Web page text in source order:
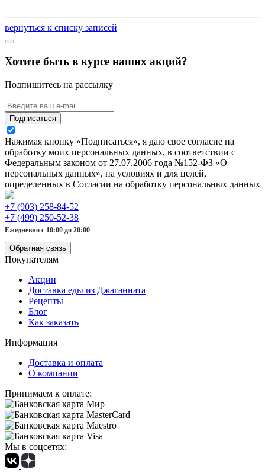
вернуться к списку записей
Хотите быть в курсе наших акций?
Подпишитесь на рассылку
Подписаться
Нажимая кнопку «Подписаться», я даю свое согласие на
обработку моих персональных данных, в соответствии с
Федеральным законом от 27.07.2006 года №152-ФЗ «О
персональных данных», на условиях и для целей,
определенных в Согласии на обработку персональных данных
+7 (903) 258-84-52
+7 (499) 250-52-38
Ежедневно с 10:00 до 20:00
Обратная связь
Покупателям
Акции
Доставка еды из Джаганната
Рецепты
Блог
Как заказать
Информация
Доставка и оплата
О компании
Принимаем к оплате:
Мы в соцсетях: